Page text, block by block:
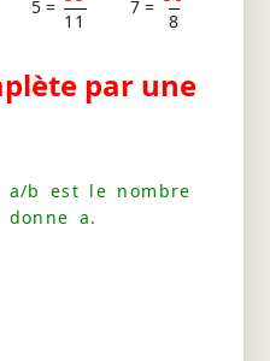
5 =
11
7 =
8
par une
a/b est le nombre
a.